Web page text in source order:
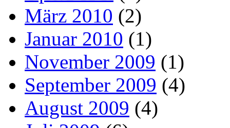
März 2010 (2)
Januar 2010 (1)
November 2009 (1)
September 2009 (4)
August 2009 (4)